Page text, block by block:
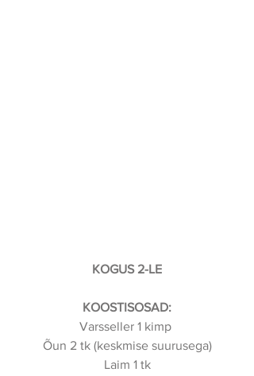
KOGUS 2-LE
KOOSTISOSAD:
Varsseller 1 kimp
Õun 2 tk (keskmise suurusega)
Laim 1 tk